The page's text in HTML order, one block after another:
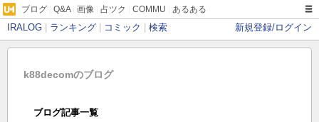
ブログ Q&A| 画像 占ツク COMMU あるある
IRALOG ランキング コミック 検索 新規登録/ログイン
k88decomのブログ
ブログ記事一覧